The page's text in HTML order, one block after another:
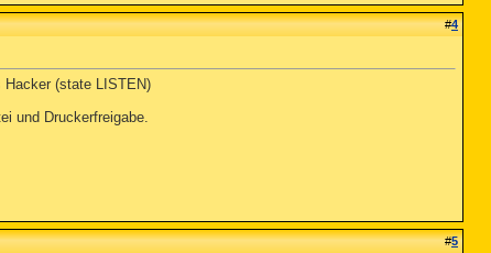
#4
(state LISTEN)
und Druckerfreigabe.
#5